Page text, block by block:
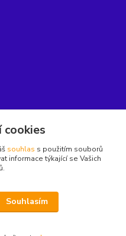
cookies
souhlas s použitím souborů
informace týkající se Vašich
Souhlasím